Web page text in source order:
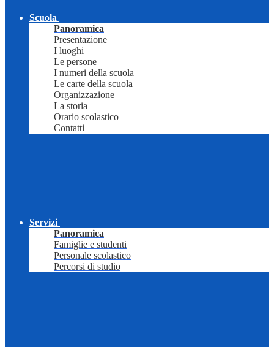
Scuola
Panoramica
Presentazione
I luoghi
Le persone
I numeri della scuola
Le carte della scuola
Organizzazione
La storia
Orario scolastico
Contatti
Servizi
Panoramica
Famiglie e studenti
Personale scolastico
Percorsi di studio